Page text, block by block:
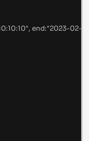
, end:"2023-02-